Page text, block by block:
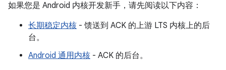
如果您是 Android 内核开发新手，请先阅读以下内容：
长期稳定内核 - 馈送到 ACK 的上游 LTS 内核上的后
台。
Android 通用内核 - ACK 的后台。